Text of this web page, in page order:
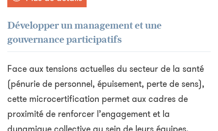
Développer un management et une
gouvernance participatifs
Face aux tensions actuelles du secteur de la santé
(pénurie de personnel, épuisement, perte de sens),
cette microcertification permet aux cadres de
proximité de renforcer l’engagement et la